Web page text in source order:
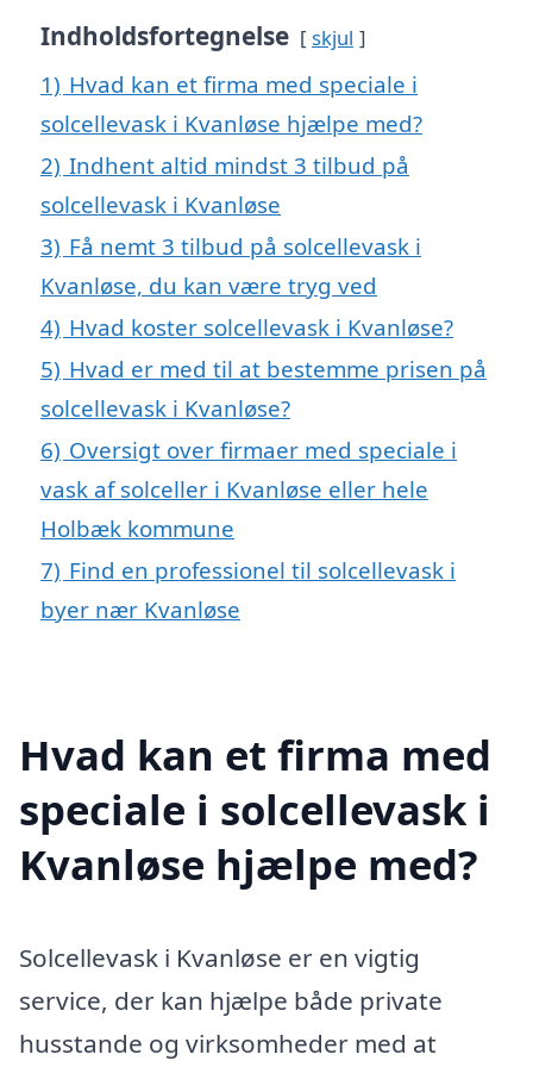
Indholdsfortegnelse skjul
1) Hvad kan et firma med speciale i
solcellevask i Kvanløse hjælpe med?
2) Indhent altid mindst 3 tilbud på
solcellevask i Kvanløse
3) Få nemt 3 tilbud på solcellevask i
Kvanløse, du kan være tryg ved
4) Hvad koster solcellevask i Kvanløse?
5) Hvad er med til at bestemme prisen på
solcellevask i Kvanløse?
6) Oversigt over firmaer med speciale i
vask af solceller i Kvanløse eller hele
Holbæk kommune
7) Find en professionel til solcellevask i
byer nær Kvanløse
Hvad kan et firma med
speciale i solcellevask i
Kvanløse hjælpe med?
Solcellevask i Kvanløse er en vigtig
service, der kan hjælpe både private
husstande og virksomheder med at